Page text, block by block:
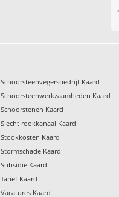
Schoorsteenvegersbedrijf Kaard
Schoorsteenwerkzaamheden Kaard
Schoorstenen Kaard
Slecht rookkanaal Kaard
Stookkosten Kaard
Stormschade Kaard
Subsidie Kaard
Tarief Kaard
Vacatures Kaard